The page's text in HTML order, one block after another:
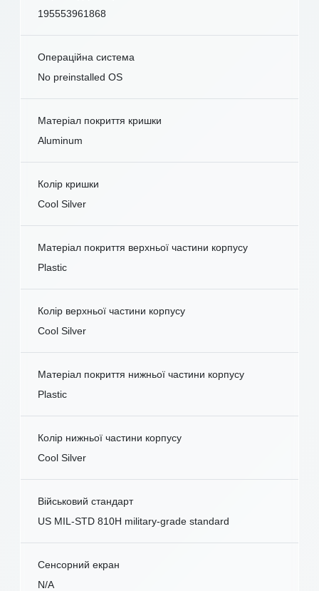
195553961868
Операційна система
No preinstalled OS
Матеріал покриття кришки
Aluminum
Колір кришки
Cool Silver
Матеріал покриття верхньої частини корпусу
Plastic
Колір верхньої частини корпусу
Cool Silver
Матеріал покриття нижньої частини корпусу
Plastic
Колір нижньої частини корпусу
Cool Silver
Військовий стандарт
US MIL-STD 810H military-grade standard
Сенсорний екран
N/A